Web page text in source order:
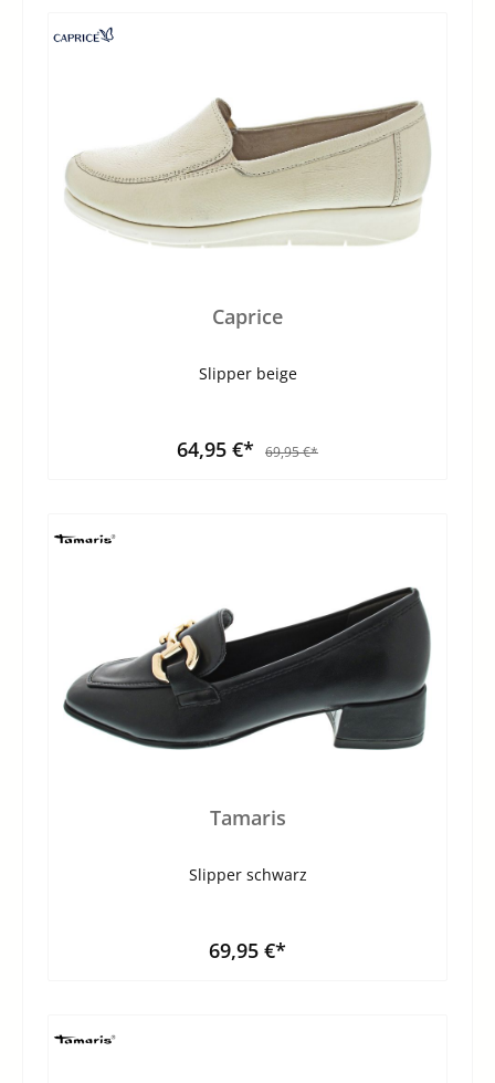
Caprice
Slipper beige
64,95 €* 69,95 €*
Tamaris
Slipper schwarz
69,95 €*